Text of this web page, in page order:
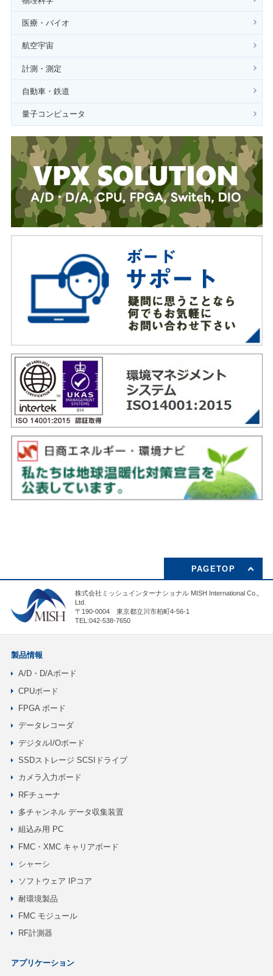
医療・バイオ
航空宇宙
計測・測定
自動車・鉄道
量子コンピュータ
PAGETOP
株式会社ミッシュインターナショナル MISH International Co.,
Ltd.
〒190-0004 東京都立川市柏町4-56-1
TEL:042-538-7650
製品情報
A/D・D/Aボード
CPUボード
FPGA ボード
データレコーダ
デジタルI/Oボード
SSDストレージ SCSIドライブ
カメラ入力ボード
RFチューナ
多チャンネル データ収集装置
組込み用 PC
FMC・XMC キャリアボード
シャーシ
ソフトウェア IPコア
耐環境製品
FMC モジュール
RF計測器
アプリケーション